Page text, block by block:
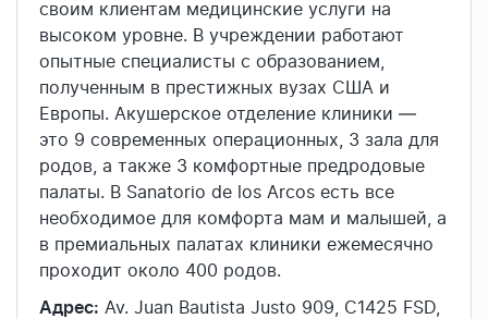
своим клиентам медицинские услуги на
высоком уровне. В учреждении работают
опытные специалисты с образованием,
полученным в престижных вузах США и
Европы. Акушерское отделение клиники —
это 9 современных операционных, 3 зала для
родов, а также 3 комфортные предродовые
палаты. В Sanatorio de los Arcos есть все
необходимое для комфорта мам и малышей, а
в премиальных палатах клиники ежемесячно
проходит около 400 родов.
Адрес: Av. Juan Bautista Justo 909, C1425 FSD,